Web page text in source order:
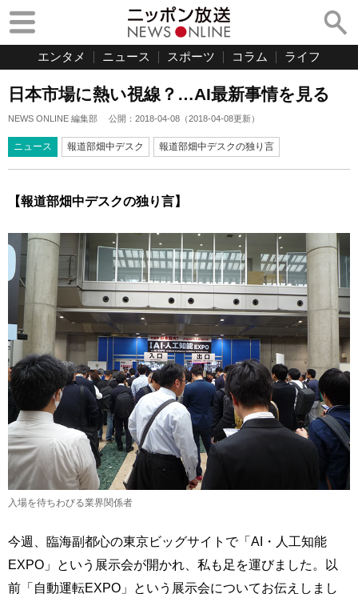
エンタメ ニュース スポーツ コラム ライフ
日本市場に熱い視線？…AI最新事情を見る
NEWS ONLINE 編集部 公開： 2018-04-08 （2018-04-08更新）
ニュース 報道部畑中デスク 報道部畑中デスクの独り言
【報道部畑中デスクの独り言】
入場を待ちわびる業界関係者
今週、臨海副都心の東京ビッグサイトで「AI・人工知能
EXPO」という展示会が開かれ、私も足を運びました。以
前「自動運転EXPO」という展示会についてお伝えしまし